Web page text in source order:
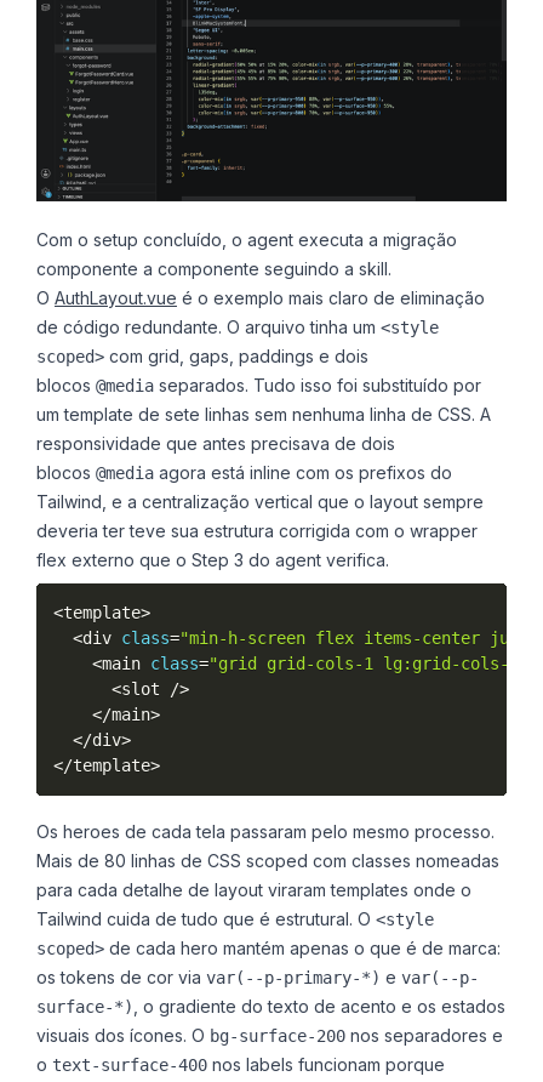
Com o setup concluído, o agent executa a migração
componente a componente seguindo a skill.
O AuthLayout.vue é o exemplo mais claro de eliminação
de código redundante. O arquivo tinha um <style
scoped> com grid, gaps, paddings e dois
blocos @media separados. Tudo isso foi substituído por
um template de sete linhas sem nenhuma linha de CSS. A
responsividade que antes precisava de dois
blocos @media agora está inline com os prefixos do
Tailwind, e a centralização vertical que o layout sempre
deveria ter teve sua estrutura corrigida com o wrapper
flex externo que o Step 3 do agent verifica.
<template>
<div class="min-h-screen flex items-center
<main class="grid grid-cols-1 lg:grid-cols-
<slot />
</main>
</div>
</template>
Os heroes de cada tela passaram pelo mesmo processo.
Mais de 80 linhas de CSS scoped com classes nomeadas
para cada detalhe de layout viraram templates onde o
Tailwind cuida de tudo que é estrutural. O <style
scoped> de cada hero mantém apenas o que é de marca:
os tokens de cor via var(--p-primary-*) e var(--p-
surface-*)
, o gradiente do texto de acento e os estados
visuais dos ícones. O bg-surface-200 nos separadores e
o text-surface-400 nos labels funcionam porque